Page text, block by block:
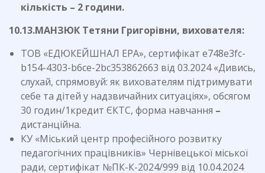
кількість – 2 години.
10.13.МАНЗЮК Тетяни Григорівни, вихователя:
ТОВ «ЕДЮКЕЙШНАЛ ЕРА», сертифікат е748e3fc-
b154-4303-b6ce-2bc353862663 від 03.2024 «Дивись,
слухай, спрямовуй: як вихователям підтримувати
себе та дітей у надзвичайних ситуаціях», обсягом
30 годин/1кредит ЄКТС, форма навчання –
дистанційна.
КУ «Міський центр професійного розвитку
педагогічних працівників» Чернівецької міської
ради, сертифікат №ПК-К-2024/999 від 10.04.2024